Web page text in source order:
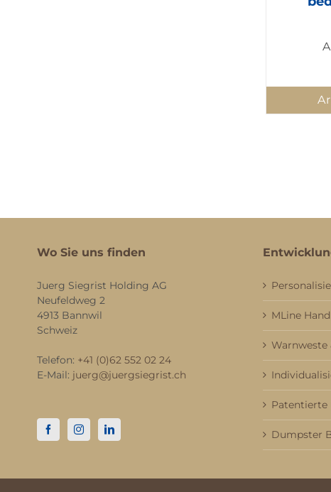
Wo Sie uns finden
Juerg Siegrist Holding AG
Neufeldweg 2
4913 Bannwil
Schweiz
Telefon: +41 (0)62 552 02 24
E-Mail: juerg@juergsiegrist.ch
MLine
Warnweste
Patentierte
Dumpster